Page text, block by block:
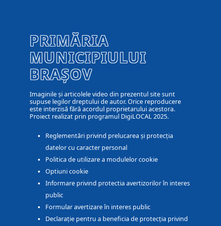
PRIMĂRIA
MUNICIPIULUI
BRAȘOV
Imaginile și articolele video din prezentul site sunt
supuse legilor dreptului de autor. Orice reproducere
este interzisă fără acordul proprietarului acestora.
Proiect realizat prin programul DigiLOCAL 2025.
Reglementări privind prelucarea și protecția
datelor cu caracter personal
Politica de utilizare a modulelor cookie
Optiuni cookie
Informare privind protectia avertizorilor în interes
public
Formular avertizare în interes public
Declarație pentru a beneficia de protecția privind